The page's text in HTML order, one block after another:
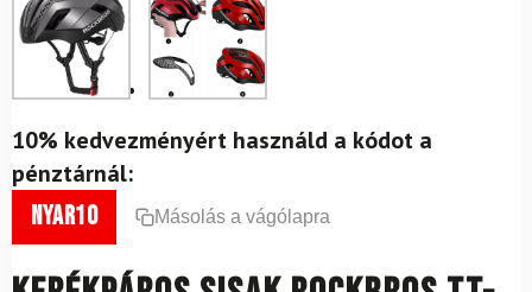
10% kedvezményért használd a kódot a
pénztárnál:
nyar10 Másolás a vágólapra